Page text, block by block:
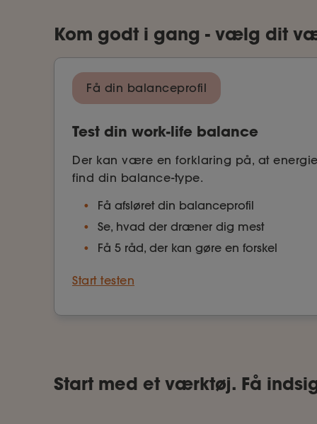
Kom godt i gang - vælg dit
Få din balanceprofil
Test din work-life balance
Der kan være en forklaring på, at
find din balance-type.
Få afsløret din balanceprofil
Se, hvad der dræner dig mest
Få 5 råd, der kan gøre en forskel
Start testen
Start med et værktøj. Få